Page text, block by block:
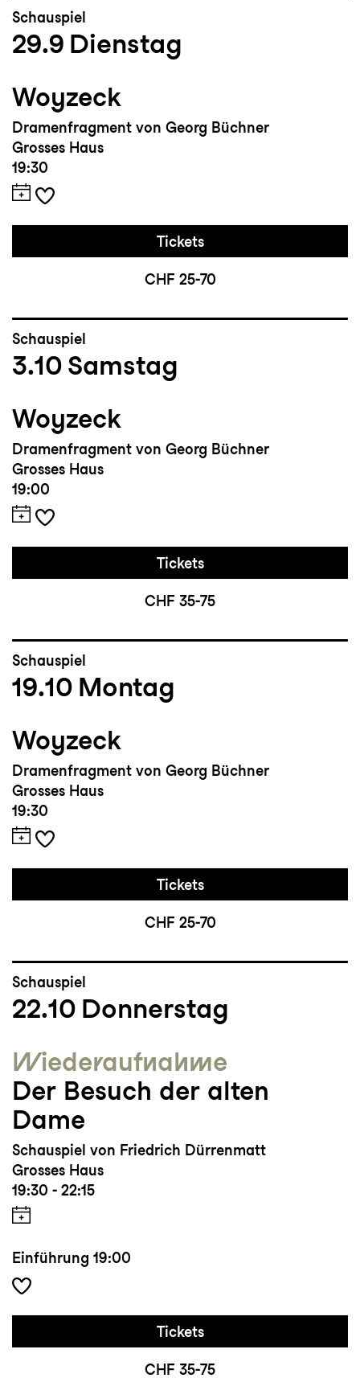
Schauspiel
29.9 Dienstag
Woyzeck
Dramenfragment von Georg Büchner
Grosses Haus
19:30
Tickets
CHF 25-70
Schauspiel
3.10 Samstag
Woyzeck
Dramenfragment von Georg Büchner
Grosses Haus
19:00
Tickets
CHF 35-75
Schauspiel
19.10 Montag
Woyzeck
Dramenfragment von Georg Büchner
Grosses Haus
19:30
Tickets
CHF 25-70
Schauspiel
22.10 Donnerstag
Wieder­aufnahme
Der Besuch der alten
Dame
Schauspiel von Friedrich Dürrenmatt
Grosses Haus
19:30 - 22:15
Einführung 19:00
Tickets
CHF 35-75